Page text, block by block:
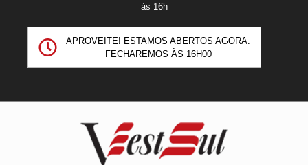
às 16h
APROVEITE! ESTAMOS ABERTOS AGORA.
FECHAREMOS ÀS 16H00